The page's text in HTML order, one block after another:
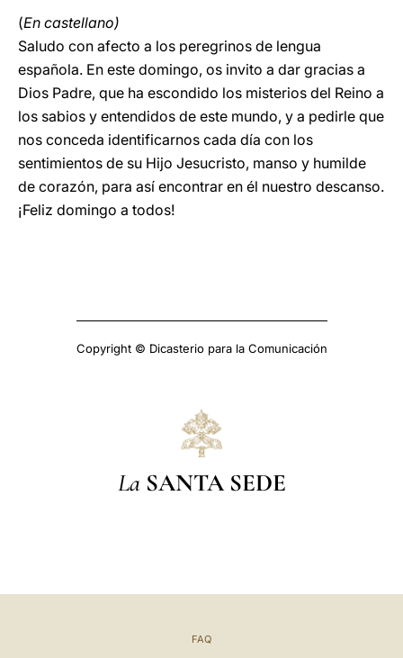
(En castellano)
Saludo con afecto a los peregrinos de lengua
española. En este domingo, os invito a dar gracias a
Dios Padre, que ha escondido los misterios del Reino a
los sabios y entendidos de este mundo, y a pedirle que
nos conceda identificarnos cada día con los
sentimientos de su Hijo Jesucristo, manso y humilde
de corazón, para así encontrar en él nuestro descanso.
¡Feliz domingo a todos!
Copyright © Dicasterio para la Comunicación
La SANTA SEDE
FAQ